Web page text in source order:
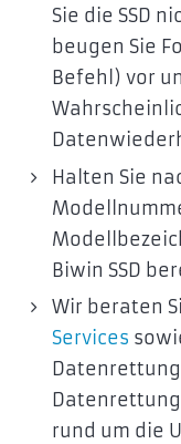
Sie die SSD
beugen Sie
Befehl) vor
Halten Sie
Biwin SSD
Wir beraten
Services
rund um die